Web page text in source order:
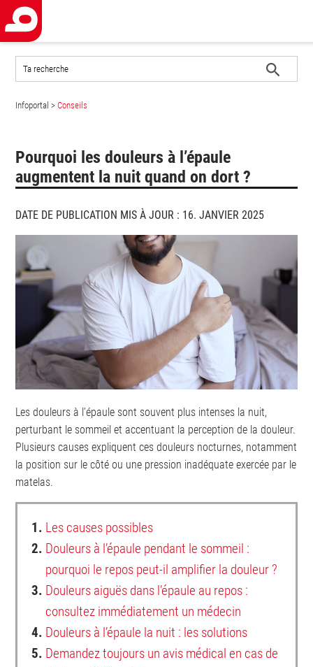
Rechercher
sur
site
la
Infoportal > Conseils
Pourquoi les douleurs à l’épaule
augmentent la nuit quand on dort ?
DATE DE PUBLICATION MIS À JOUR : 16. JANVIER 2025
Les douleurs à l’épaule sont souvent plus intenses la nuit,
perturbant le sommeil et accentuant la perception de la douleur.
Plusieurs causes expliquent ces douleurs nocturnes, notamment
la position sur le côté ou une pression inadéquate exercée par le
matelas.
1. Les causes possibles
2. Douleurs à l’épaule pendant le sommeil :
pourquoi le repos peut-il amplifier la douleur ?
3. Douleurs aiguës dans l’épaule au repos :
consultez immédiatement un médecin
4. Douleurs à l’épaule la nuit : les solutions
5. Demandez toujours un avis médical en cas de